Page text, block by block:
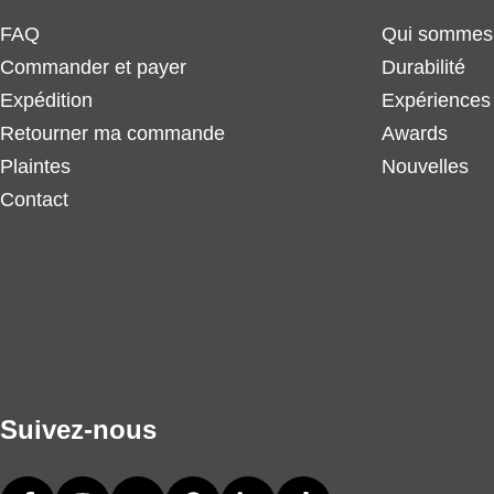
FAQ
Commander et payer
Expédition
Retourner ma commande
Plaintes
Contact
Qui
Durabilité
Awards
Nouvelles
Suivez-nous